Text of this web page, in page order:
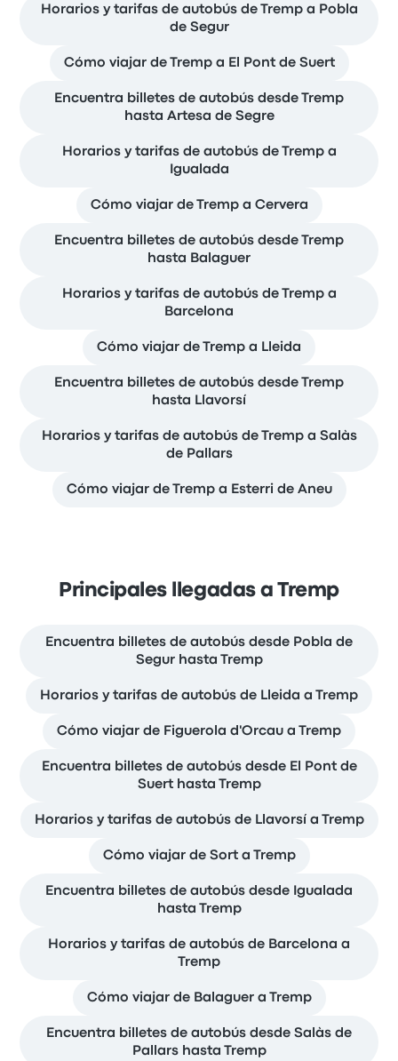
Horarios y tarifas de autobús de Tremp a Pobla
de Segur
Cómo viajar de Tremp a El Pont de Suert
Encuentra billetes de autobús desde Tremp
hasta Artesa de Segre
Horarios y tarifas de autobús de Tremp a
Igualada
Cómo viajar de Tremp a Cervera
Encuentra billetes de autobús desde Tremp
hasta Balaguer
Horarios y tarifas de autobús de Tremp a
Barcelona
Cómo viajar de Tremp a Lleida
Encuentra billetes de autobús desde Tremp
hasta Llavorsí
Horarios y tarifas de autobús de Tremp a Salàs
de Pallars
Cómo viajar de Tremp a Esterri de Aneu
Principales llegadas a Tremp
Encuentra billetes de autobús desde Pobla de
Segur hasta Tremp
Horarios y tarifas de autobús de Lleida a Tremp
Cómo viajar de Figuerola d'Orcau a Tremp
Encuentra billetes de autobús desde El Pont de
Suert hasta Tremp
Horarios y tarifas de autobús de Llavorsí a Tremp
Cómo viajar de Sort a Tremp
Encuentra billetes de autobús desde Igualada
hasta Tremp
Horarios y tarifas de autobús de Barcelona a
Tremp
Cómo viajar de Balaguer a Tremp
Encuentra billetes de autobús desde Salàs de
Pallars hasta Tremp